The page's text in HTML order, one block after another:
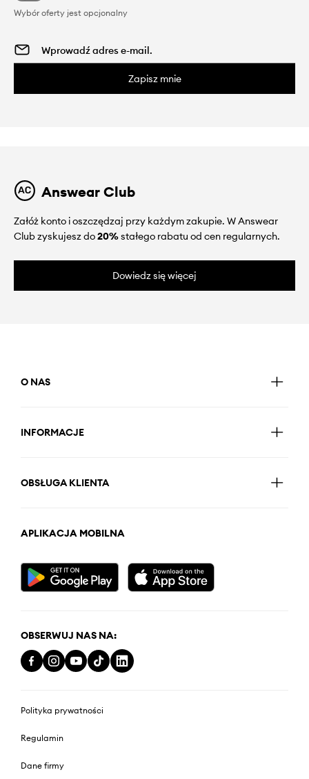
Wybór oferty jest opcjonalny
Zapisz mnie
Answear Club
Załóż konto i oszczędzaj przy każdym zakupie. W Answear
Club zyskujesz do20%stałego rabatu od cen regularnych.
Dowiedz się więcej
O NAS
INFORMACJE
OBSŁUGA KLIENTA
APLIKACJA MOBILNA
OBSERWUJ NAS NA:
Polityka prywatności
Regulamin
Dane firmy